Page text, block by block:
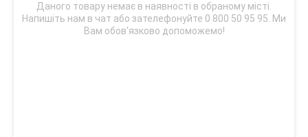
Даного товару немає в наявності в обраному місті.
Напишіть нам в чат або зателефонуйте 0 800 50 95 95. Ми
Вам обов'язково допоможемо!